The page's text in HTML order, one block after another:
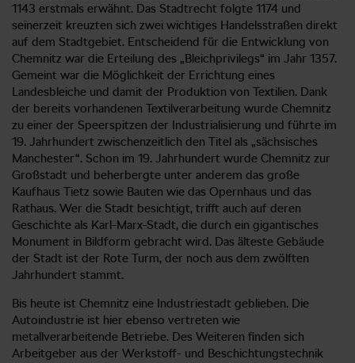
1143 erstmals erwähnt. Das Stadtrecht folgte 1174 und
seinerzeit kreuzten sich zwei wichtiges Handelsstraßen direkt
auf dem Stadtgebiet. Entscheidend für die Entwicklung von
Chemnitz war die Erteilung des „Bleichprivilegs“ im Jahr 1357.
Gemeint war die Möglichkeit der Errichtung eines
Landesbleiche und damit der Produktion von Textilien. Dank
der bereits vorhandenen Textilverarbeitung wurde Chemnitz
zu einer der Speerspitzen der Industrialisierung und führte im
19. Jahrhundert zwischenzeitlich den Titel als „sächsisches
Manchester“. Schon im 19. Jahrhundert wurde Chemnitz zur
Großstadt und beherbergte unter anderem das große
Kaufhaus Tietz sowie Bauten wie das Opernhaus und das
Rathaus. Wer die Stadt besichtigt, trifft auch auf deren
Geschichte als Karl-Marx-Stadt, die durch ein gigantisches
Monument in Bildform gebracht wird. Das älteste Gebäude
der Stadt ist der Rote Turm, der noch aus dem zwölften
Jahrhundert stammt.
Bis heute ist Chemnitz eine Industriestadt geblieben. Die
Autoindustrie ist hier ebenso vertreten wie
metallverarbeitende Betriebe. Des Weiteren finden sich
Arbeitgeber aus der Werkstoff- und Beschichtungstechnik